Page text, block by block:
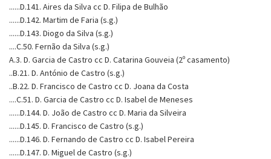
......D.141. Aires da Silva cc D. Filipa de Bulhão
......D.142. Martim de Faria (s.g.)
......D.143. Diogo da Silva (s.g.)
....C.50. Fernão da Silva (s.g.)
A.3. D. Garcia de Castro cc D. Catarina Gouveia (2º casamento)
..B.21. D. António de Castro (s.g.)
..B.22. D. Francisco de Castro cc D. Joana da Costa
....C.51. D. Garcia de Castro cc D. Isabel de Meneses
......D.144. D. João de Castro cc D. Maria da Silveira
......D.145. D. Francisco de Castro (s.g.)
......D.146. D. Fernando de Castro cc D. Isabel Pereira
......D.147. D. Miguel de Castro (s.g.)